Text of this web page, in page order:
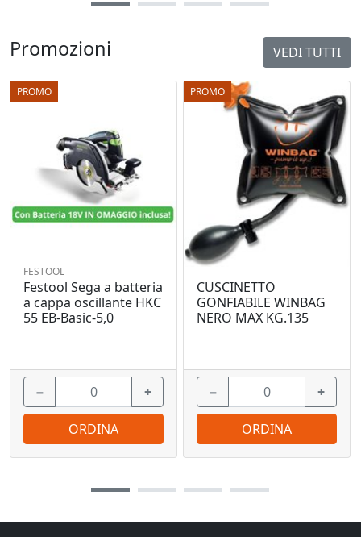
Promozioni VEDI TUTTI
PROMO
FESTOOL
Festool Sega a batteria
a cappa oscillante HKC
55 EB-Basic-5,0
− +
ORDINA
PROMO
CUSCINETTO
GONFIABILE WINBAG
NERO MAX KG.135
− +
ORDINA